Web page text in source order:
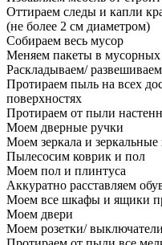
Оттираем следы и капли
(не более 2 см диаметром)
Собираем весь мусор
Меняем пакеты в мусорных
Раскладываем/
Протираем пыль на всех
поверхностях
Протираем от пыли
Моем дверные ручки
Моем зеркала и зеркальные
Пылесосим коврик и пол
Моем пол и плинтуса
Аккуратно расставляем
Моем все шкафы и ящики
Моем двери
Моем розетки/ выключатели